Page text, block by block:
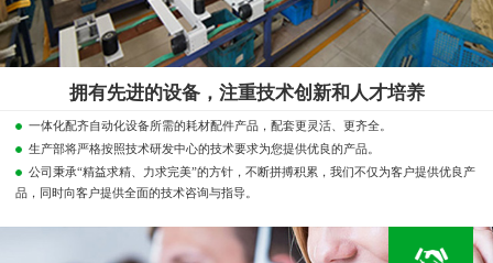
拥有先进的设备，注重技术创新和人才培养
一体化配齐自动化设备所需的耗材配件产品，配套更灵活、更齐全。
生产部将严格按照技术研发中心的技术要求为您提供优良的产品。
公司秉承“精益求精、力求完美”的方针，不断拼搏积累，我们不仅为客户提供优良产
品，同时向客户提供全面的技术咨询与指导。